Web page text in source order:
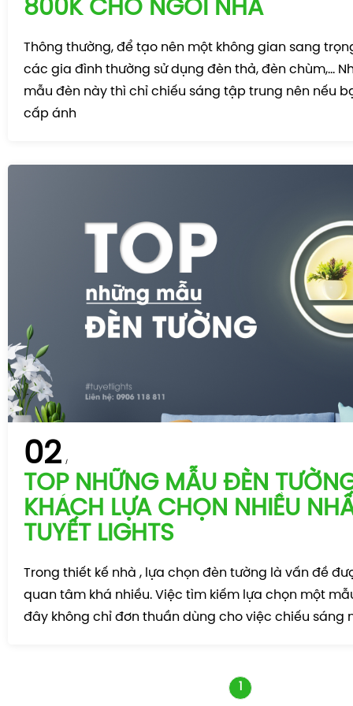
800K CHO NGÔI NHÀ
Thông thường, để tạo nên một không gian sang
các gia đình thường sử dụng đèn thả, đèn chùm,…
mẫu đèn này thì chỉ chiếu sáng tập trung nên nếu
cấp ánh
02
TOP NHỮNG MẪU ĐÈN
KHÁCH LỰA CHỌN NHIỀU
TUYẾT LIGHTS
Trong thiết kế nhà , lựa chọn đèn tường là vấn đề
quan tâm khá nhiều. Việc tìm kiếm lựa chọn một
đây không chỉ đơn thuần dùng cho việc chiếu sáng
1